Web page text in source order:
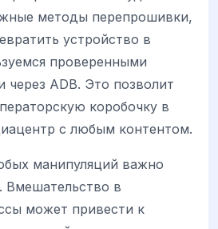
методы перепрошивки,
устройство в
проверенными
через ADB. Это позволит
коробочку в
с любым контентом.
манипуляций важно
Вмешательство в
может привести к